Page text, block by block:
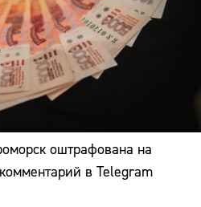
оштрафована на
в Telegram